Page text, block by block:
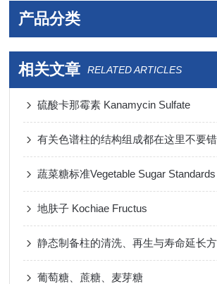
产品分类
相关文章 RELATED ARTICLES
硫酸卡那霉素 Kanamycin Sulfate
有关色谱柱的结构组成都在这里不要
蔬菜糖标准Vegetable Sugar Standards
地肤子 Kochiae Fructus
静态制备柱的清洗、再生与寿命延长
葡萄糖、蔗糖、麦芽糖